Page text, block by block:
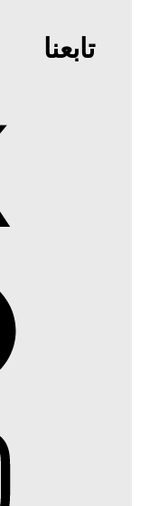
تابعنا